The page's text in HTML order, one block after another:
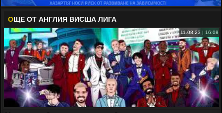
ОЩЕ ОТ АНГЛИЯ ВИСША ЛИГА
11.08.23 | 16:08